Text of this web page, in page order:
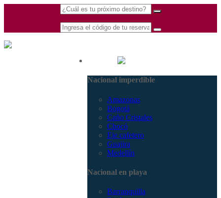
Nacional imperdible
Amazonas
Bogotá
Caño Cristales
Chocó
Eje cafetero
Guajira
Medellín
Nacional en playa
Barranquilla